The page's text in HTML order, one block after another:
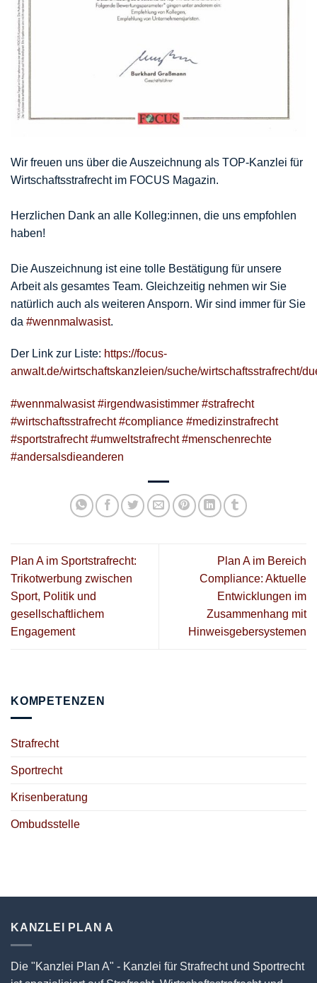
Wir freuen uns über die Auszeichnung als TOP-Kanzlei für
Wirtschaftsstrafrecht im FOCUS Magazin.
Herzlichen Dank an alle Kolleg:innen, die uns empfohlen
haben!
Die Auszeichnung ist eine tolle Bestätigung für unsere
Arbeit als gesamtes Team. Gleichzeitig nehmen wir Sie
natürlich auch als weiteren Ansporn. Wir sind immer für Sie
da #wennmalwasist.
Der Link zur Liste: https://focus-
anwalt.de/wirtschaftskanzleien/suche/wirtschaftsstrafrecht/
#wennmalwasist #irgendwasistimmer #strafrecht
#wirtschaftsstrafrecht #compliance #medizinstrafrecht
#sportstrafrecht #umweltstrafrecht #menschenrechte
#andersalsdieanderen
Plan A im Sportstrafrecht:
Trikotwerbung zwischen
Sport, Politik und
gesellschaftlichem
Engagement
Plan A im Bereich
Compliance: Aktuelle
Entwicklungen im
Zusammenhang mit
Hinweisgebersystemen
KOMPETENZEN
Strafrecht
Sportrecht
Krisenberatung
Ombudsstelle
KANZLEI PLAN A
Die "Kanzlei Plan A" - Kanzlei für Strafrecht und Sportrecht